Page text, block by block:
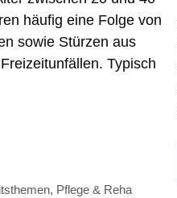
häufig eine Folge von
sowie Stürzen aus
Typisch
, Pflege & Reha